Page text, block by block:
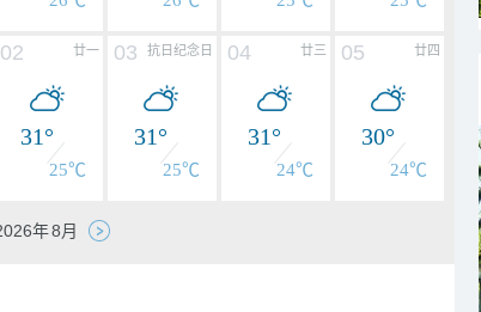
廿一
02
31°
25℃
抗日纪念日
03
31°
25℃
廿三
04
31°
24℃
廿四
05
30°
24℃